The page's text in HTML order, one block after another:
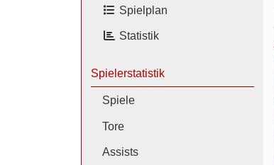
Spielplan
Statistik
Spielerstatistik
Spiele
Tore
Assists